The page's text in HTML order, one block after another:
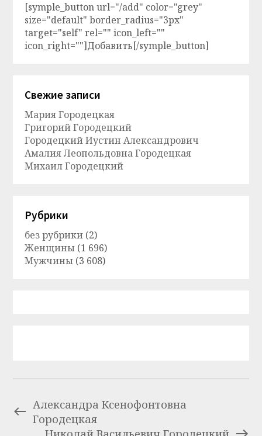
[symple_button url="/add" color="grey"
size="default" border_radius="3px"
target="self" rel="" icon_left=""
icon_right=""]Добавить[/symple_button]
Свежие записи
Мария Городецкая
Григорий Городецкий
Городецкий Иустин Александрович
Амалия Леопольдовна Городецкая
Михаил Городецкий
Рубрики
без рубрики (2)
Женщины (1 696)
Мужчины (3 608)
Александра Ксенофонтовна
Городецкая